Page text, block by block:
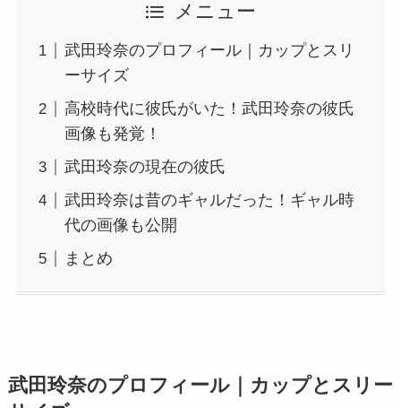
メニュー
武田玲奈のプロフィール｜カップとスリ
ーサイズ
高校時代に彼氏がいた！武田玲奈の彼氏
画像も発覚！
武田玲奈の現在の彼氏
武田玲奈は昔のギャルだった！ギャル時
代の画像も公開
まとめ
武田玲奈のプロフィール｜カップとスリー